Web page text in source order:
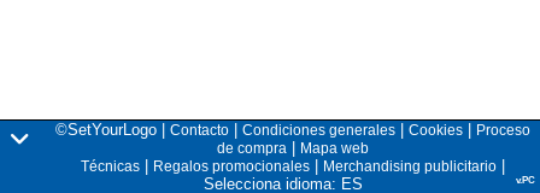
©SetYourLogo | Contacto| Condiciones generales| Cookies|
Proceso
de compra|
Mapa web
Técnicas| Regalos promocionales| Merchandising publicitario|
Selecciona idioma: ES
v.PC